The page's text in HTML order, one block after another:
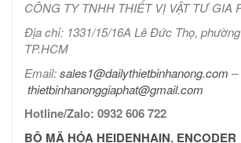
CÔNG TY TNHH THIẾT VỊ VẬT TƯ GIA
Địa chỉ: 1331/15/16A Lê Đức Thọ,
TP.HCM
Email:sales1@dailythietbinhanong.com –
thietbinhanonggiaphat@gmail.com
Hotline/Zalo: 0932 606 722
BỘ MÃ HÓA HEIDENHAIN, ENCODER